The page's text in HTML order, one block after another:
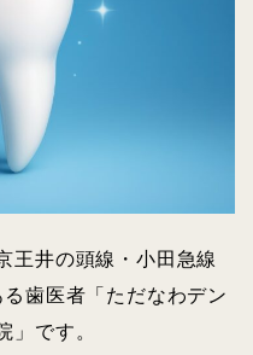
王井の頭線・小田急線
る歯医者「ただなわデン
」です。